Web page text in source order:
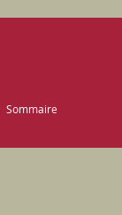
Sommaire